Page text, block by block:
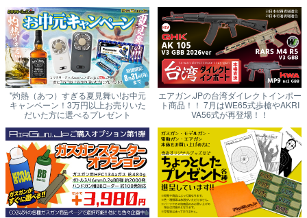
"灼熱（あつ）すぎる夏見舞い!お中元
キャンペーン！3万円以上お売りいた
だいた方に選べるプレゼント
エアガン.JPの台湾ダイレクトインポー
ト商品！！ 7月はWE65式歩槍やAKRI
VA56式が再登場！！